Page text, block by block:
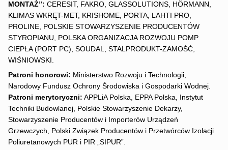
MONTAŻ”: CERESIT, FAKRO, GLASSOLUTIONS, HÖRMANN,
KLIMAS WKRĘT-MET, KRISHOME, PORTA, LAHTI PRO,
PROLINE, POLSKIE STOWARZYSZENIE PRODUCENTÓW
STYROPIANU, POLSKA ORGANIZACJA ROZWOJU POMP
CIEPŁA (PORT PC), SOUDAL, STALPRODUKT-ZAMOŚĆ,
WIŚNIOWSKI.
Patroni honorowi: Ministerstwo Rozwoju i Technologii,
Narodowy Fundusz Ochrony Środowiska i Gospodarki Wodnej.
Patroni merytoryczni: APPLiA Polska, EPPA Polska, Instytut
Techniki Budowlanej, Polskie Stowarzyszenie Dekarzy,
Stowarzyszenie Producentów i Importerów Urządzeń
Grzewczych, Polski Związek Producentów i Przetwórców Izolacji
Poliuretanowych PUR i PIR „SIPUR”.